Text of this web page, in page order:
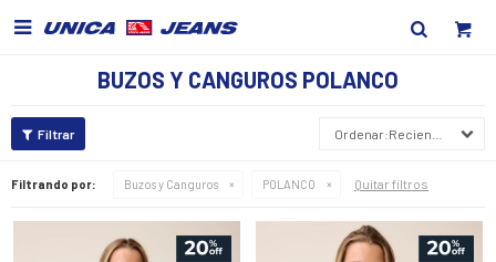

BUZOS Y CANGUROS POLANCO
Recientes
Filtrando por: Buzos y Canguros POLANCO Quitar filtros